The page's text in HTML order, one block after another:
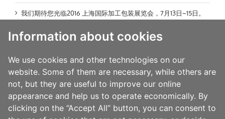
Information about cookies
We use cookies and other technologies on our
website. Some of them are necessary, while others are
not, but they are useful to improve our online
appearance and help us to operate economically. By
clicking on the “Accept All” button, you can consent to
我们期待您光临2016 上海国际加工包装展览会，7月13日~15日。
非常感谢您在SWOP 包装展会期间的到访。并诚挚期待在2015年
12月1日至4日的亚洲标签展会上与您会面！
新型轻质的LABEL-LYTE™薄膜助力提升贴合性、 可挤压性薄膜
的产出
高效益的LABEL-LYTE™热转印薄膜适用于要求苛刻的压敏胶标签
和标记应用